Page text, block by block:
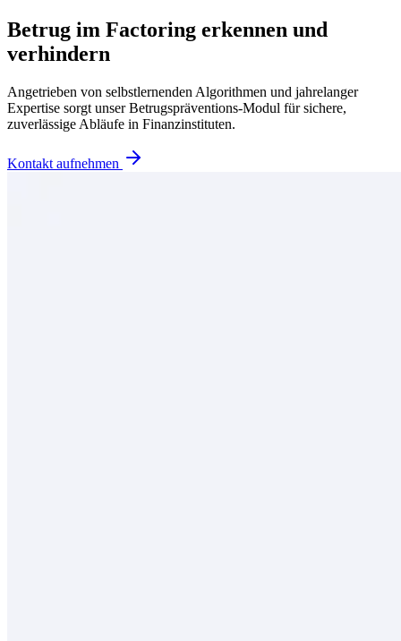
Betrug im Factoring erkennen und
verhindern
Angetrieben von selbstlernenden Algorithmen und jahrelanger
Expertise sorgt unser Betrugspräventions-Modul für sichere,
zuverlässige Abläufe in Finanzinstituten.
Kontakt aufnehmen